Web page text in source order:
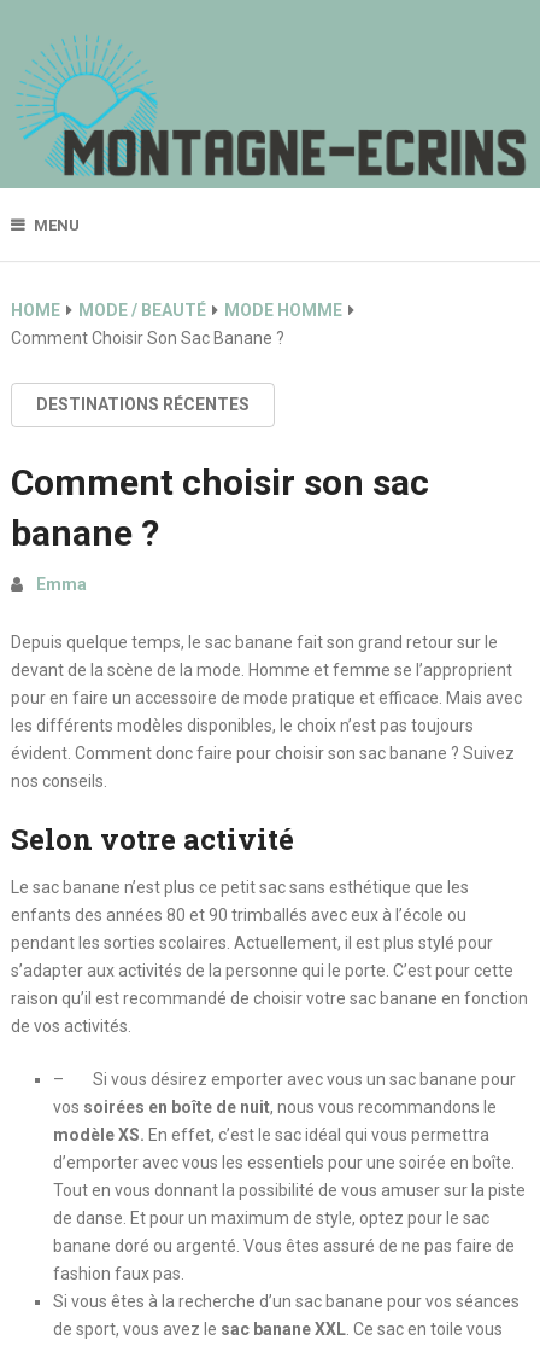
MENU
HOME MODE / BEAUTÉ
MODE HOMME
Comment Choisir Son Sac Banane ?
DESTINATIONS RÉCENTES
Comment choisir son sac
banane ?
Emma
Depuis quelque temps, le sac banane fait son grand retour sur le
devant de la scène de la mode. Homme et femme se l’approprient
pour en faire un accessoire de mode pratique et efficace. Mais avec
les différents modèles disponibles, le choix n’est pas toujours
évident. Comment donc faire pour choisir son sac banane ? Suivez
nos conseils.
Selon votre activité
Le sac banane n’est plus ce petit sac sans esthétique que les
enfants des années 80 et 90 trimballés avec eux à l’école ou
pendant les sorties scolaires. Actuellement, il est plus stylé pour
s’adapter aux activités de la personne qui le porte. C’est pour cette
raison qu’il est recommandé de choisir votre sac banane en fonction
de vos activités.
– Si vous désirez emporter avec vous un sac banane pour
vos soirées en boîte de nuit, nous vous recommandons le
modèle XS. En effet, c’est le sac idéal qui vous permettra
d’emporter avec vous les essentiels pour une soirée en boîte.
Tout en vous donnant la possibilité de vous amuser sur la piste
de danse. Et pour un maximum de style, optez pour le sac
banane doré ou argenté. Vous êtes assuré de ne pas faire de
fashion faux pas.
Si vous êtes à la recherche d’un sac banane pour vos séances
de sport, vous avez le sac banane XXL. Ce sac en toile vous